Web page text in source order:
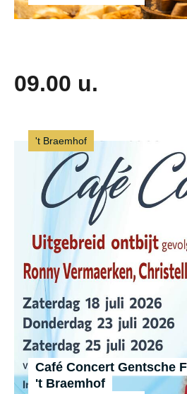
09.00 u.
Café Concert Gentsche
't Braemhof
't Braemhof